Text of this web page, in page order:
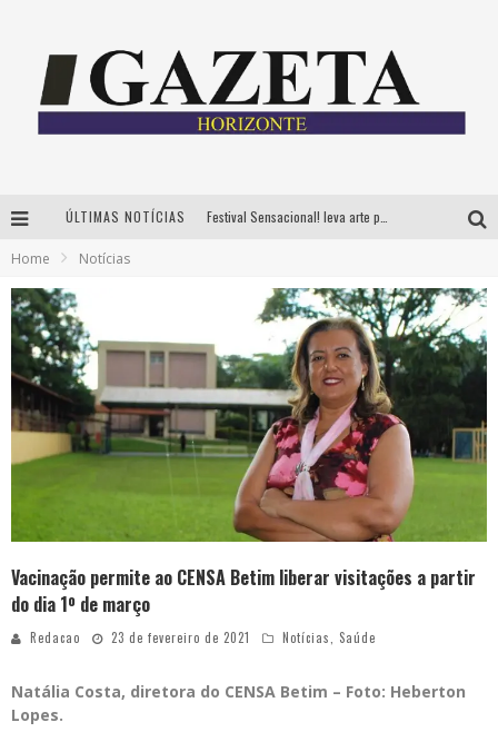
ÚLTIMAS NOTÍCIAS
Grandes shows, cenografia instagramável e resgate das tradições marcam o sucesso da 24ª edição do Forró do Givanildo
PAIS: BOAS HISTÓRIAS E UM BRINDE PARA CELEBRAR OS MOMENTOS QUE FICAM
Home Notícias
Vacinação permite ao CENSA Betim liberar visitações a partir
do dia 1º de março
Redacao 23 de fevereiro de 2021 Notícias, Saúde
Natália Costa, diretora do CENSA Betim – Foto: Heberton
Lopes.